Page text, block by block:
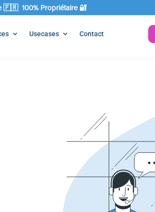
🇫🇷 100% Propriétaire 🔐
Usecases Contact